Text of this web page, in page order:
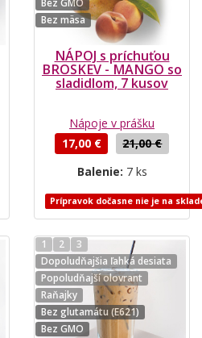
Bez GMO
Bez mäsa
NÁPOJ s príchuťou
BROSKEV - MANGO so
sladidlom, 7 kusov
Nápoje v prášku
17,00 €
21,00 €
Balenie: 7 ks
Prípravok dočasne nie je na
1 2
3
Dopoludňajšia ľahká desiata
Popoludňajší olovrant
Raňajky
Bez glutamátu (E621)
Bez GMO